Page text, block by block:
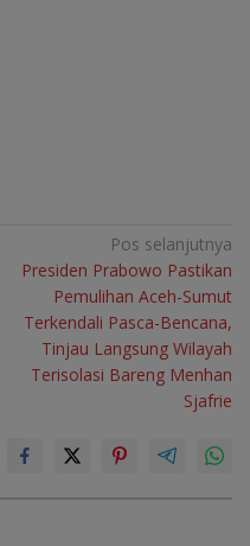
Pos selanjutnya
Presiden Prabowo Pastikan
Pemulihan Aceh-Sumut
Terkendali Pasca-Bencana,
Tinjau Langsung Wilayah
Terisolasi Bareng Menhan
Sjafrie